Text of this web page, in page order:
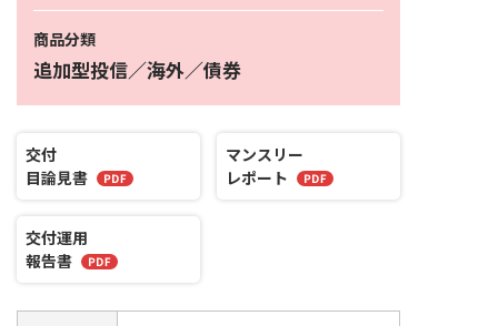
商品分類
追加型投信／海外／債券
交付
目論見書
マンスリー
レポート
交付運用
報告書